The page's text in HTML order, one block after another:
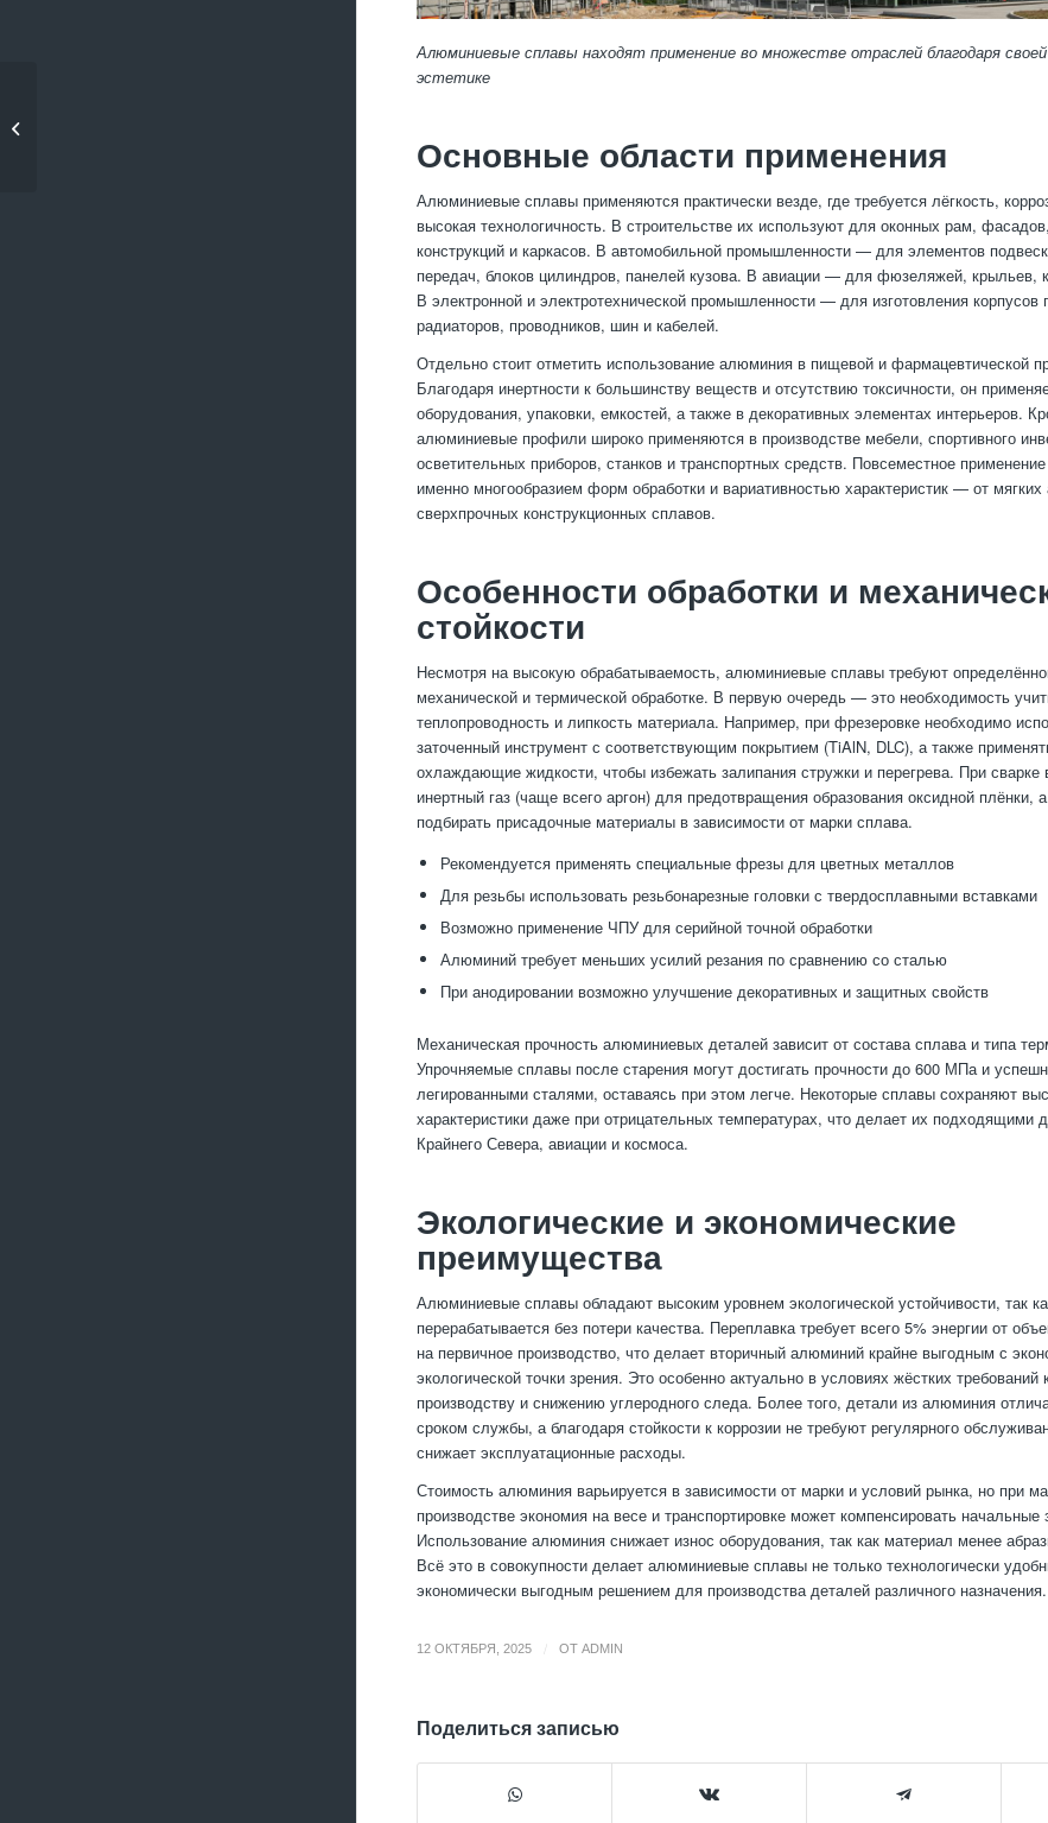
Алюминиевые сплавы находят применение во множестве отраслей благодаря
эстетике
Основные области применения
Алюминиевые сплавы применяются практически везде, где требуется лёгкость,
высокая технологичность. В строительстве их используют для оконных рам,
конструкций и каркасов. В автомобильной промышленности — для элементов
передач, блоков цилиндров, панелей кузова. В авиации — для фюзеляжей, крыльев,
В электронной и электротехнической промышленности — для изготовления корпусов
радиаторов, проводников, шин и кабелей.
Отдельно стоит отметить использование алюминия в пищевой и фармацевтической
Благодаря инертности к большинству веществ и отсутствию токсичности, он
оборудования, упаковки, емкостей, а также в декоративных элементах интерьеров.
алюминиевые профили широко применяются в производстве мебели, спортивного
осветительных приборов, станков и транспортных средств. Повсеместное
именно многообразием форм обработки и вариативностью характеристик — от
сверхпрочных конструкционных сплавов.
Особенности обработки и
стойкости
Несмотря на высокую обрабатываемость, алюминиевые сплавы требуют
механической и термической обработке. В первую очередь — это необходимость
теплопроводность и липкость материала. Например, при фрезеровке необходимо
заточенный инструмент с соответствующим покрытием (TiAlN, DLC), а также
охлаждающие жидкости, чтобы избежать залипания стружки и перегрева. При сварке
инертный газ (чаще всего аргон) для предотвращения образования оксидной плёнки,
подбирать присадочные материалы в зависимости от марки сплава.
Рекомендуется применять специальные фрезы для цветных металлов
Для резьбы использовать резьбонарезные головки с твердосплавными вставками
Возможно применение ЧПУ для серийной точной обработки
Алюминий требует меньших усилий резания по сравнению со сталью
При анодировании возможно улучшение декоративных и защитных свойств
Механическая прочность алюминиевых деталей зависит от состава сплава и типа
Упрочняемые сплавы после старения могут достигать прочности до 600 МПа и
легированными сталями, оставаясь при этом легче. Некоторые сплавы сохраняют
характеристики даже при отрицательных температурах, что делает их подходящими
Крайнего Севера, авиации и космоса.
Экологические и экономические
преимущества
Алюминиевые сплавы обладают высоким уровнем экологической устойчивости, так
перерабатывается без потери качества. Переплавка требует всего 5% энергии от
на первичное производство, что делает вторичный алюминий крайне выгодным с
экологической точки зрения. Это особенно актуально в условиях жёстких требований
производству и снижению углеродного следа. Более того, детали из алюминия
сроком службы, а благодаря стойкости к коррозии не требуют регулярного
снижает эксплуатационные расходы.
Стоимость алюминия варьируется в зависимости от марки и условий рынка, но при
производстве экономия на весе и транспортировке может компенсировать начальные
Использование алюминия снижает износ оборудования, так как материал менее
Всё это в совокупности делает алюминиевые сплавы не только технологически
экономически выгодным решением для производства деталей различного назначения.
12 ОКТЯБРЯ, 2025 ОТ ADMIN
Поделиться записью